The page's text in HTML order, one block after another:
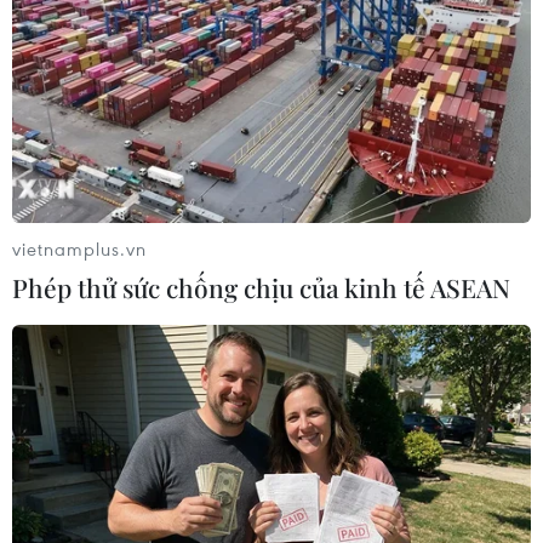
Trong tâm trí người cựu chiến sỹ cảm tử Bạch Văn Hạnh,
xúc cảm của "Ngày về lịch sử" 10/10/1954 luôn là khúc
hoan ca không thể quên.
Vang mãi những ca khúc cách mạng một
vietnamplus.vn
Phép thử sức chống chịu của kinh tế ASEAN